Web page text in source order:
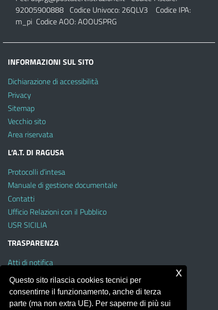
92005900888 Codice Univoco: 26QLV3 Codice IPA:
m_pi Codice AOO: AOOUSPRG
INFORMAZIONI SUL SITO
Dichiarazione di accessibilità
Privacy
Sitemap
Vecchio sito
Area riservata
L’A.T. DI RAGUSA
Protocolli d’intesa
Manuale di gestione documentale
Contatti
Ufficio Relazioni con il Pubblico
USR SICILIA
TRASPARENZA
Atti di notifica
Albo on line
Amministrazione Trasparente
Obiettivi di Accessibilità
Questo sito rilascia cookies tecnici per
consentirne il funzionamento, anche di terza
parte (ma non extra UE). Per saperne di più sui
x